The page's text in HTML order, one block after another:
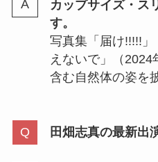
カップサイズ・ス
す。
写真集「届け!!!!!
えないで」（2024
含む自然体の姿を
田畑志真の最新出